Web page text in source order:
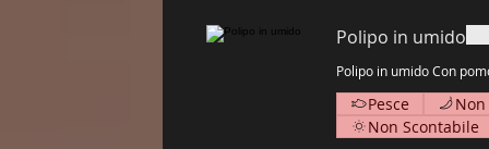
Polipo in umido
Polipo in umido Con
Pesce
Non Scontabile